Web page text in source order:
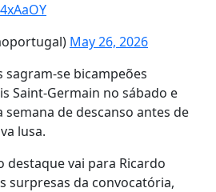
May 26, 2026
se bicampeões
Saint-Germain no sábado e
de descanso antes de
lusa.
vai para Ricardo
surpresas da convocatória,